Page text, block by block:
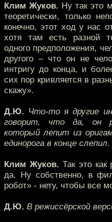
Клим Жуков. Ну так это
теоретически, только
конечно, этот ход у нас
хотя там есть разной
одного предположения,
другого – что он не
интригу до конца, и
сих пор кривляется в
скажу».
Д.Ю. Что-то я другие
говорит, что да, он
который лепит из
единорога в конце слепил.
Клим Жуков. Так это
да. Ну собственно, в
робот» - нету, чтобы все
Д.Ю. В режиссёрской